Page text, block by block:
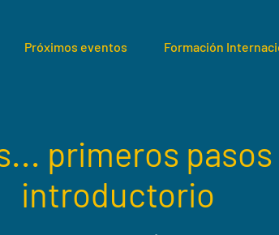
Próximos eventos Formación
primeros
introductorio